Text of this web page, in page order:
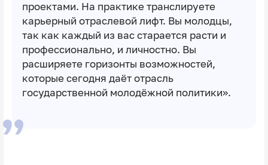
проектами. На практике транслируете
карьерный отраслевой лифт. Вы молодцы,
так как каждый из вас старается расти и
профессионально, и личностно. Вы
расширяете горизонты возможностей,
которые сегодня даёт отрасль
государственной молодёжной политики».